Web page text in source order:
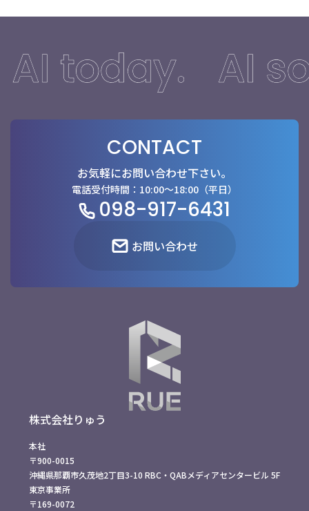
CONTACT
お気軽にお問い合わせ下さい。
電話受付時間：10:00〜18:00（平日）
098-917-6431
お問い合わせ
株式会社りゅう
本社
〒900-0015
沖縄県那覇市久茂地2丁目3-10 RBC・QABメディアセンタービル 5F
東京事業所
〒169-0072